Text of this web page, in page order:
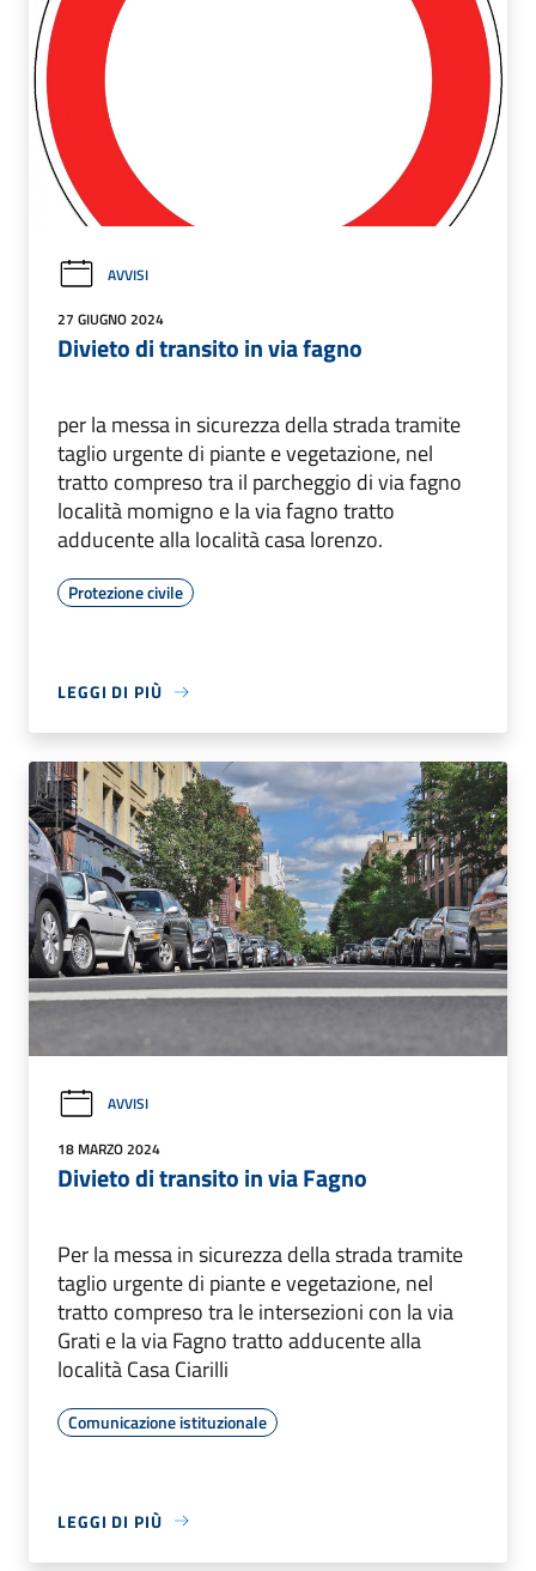
AVVISI
27 GIUGNO 2024
Divieto di transito in via fagno
per la messa in sicurezza della strada tramite
taglio urgente di piante e vegetazione, nel
tratto compreso tra il parcheggio di via fagno
località momigno e la via fagno tratto
adducente alla località casa lorenzo.
Protezione civile
LEGGI DI PIÙ
AVVISI
18 MARZO 2024
Divieto di transito in via Fagno
Per la messa in sicurezza della strada tramite
taglio urgente di piante e vegetazione, nel
tratto compreso tra le intersezioni con la via
Grati e la via Fagno tratto adducente alla
località Casa Ciarilli
Comunicazione istituzionale
LEGGI DI PIÙ